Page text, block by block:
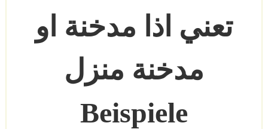
تعني اذا مدخنة او
مدخنة منزل
Beispiele